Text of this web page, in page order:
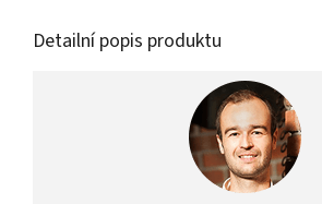
Detailní popis produktu